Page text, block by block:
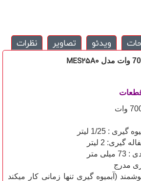
ویدئو تصاویر نظرات
مدل
MES25A0
: 1/25 لیتر
2 لیتر
متر
مدرج
(آبمیوه گیری تنها زمانی کار میکند